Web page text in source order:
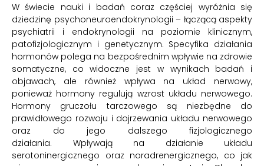
W świecie nauki i badań coraz częściej wyróżnia się
dziedzinę psychoneuroendokrynologii – łączącą aspekty
psychiatrii i endokrynologii na poziomie klinicznym,
patofizjologicznym i genetycznym. Specyfika działania
hormonów polega na bezpośrednim wpływie na zdrowie
somatyczne, co widoczne jest w wynikach badań i
objawach, ale również wpływa na układ nerwowy,
ponieważ hormony regulują wzrost układu nerwowego.
Hormony gruczołu tarczowego są niezbędne do
prawidłowego rozwoju i dojrzewania układu nerwowego
oraz do jego dalszego fizjologicznego
działania. Wpływają na działanie układu
serotoninergicznego oraz noradrenergicznego, co jak